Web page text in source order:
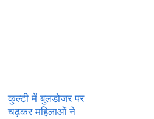
कुल्टी में बुलडोजर पर
चढ़कर महिलाओं ने